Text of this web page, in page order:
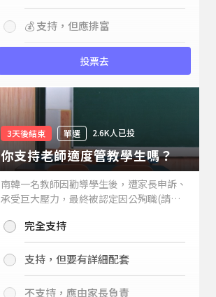
💰 支持，但應排富
投票去
3天後結束 單選 2.6K人已投
你支持老師適度管教學生嗎？
南韓一名教師因勸導學生後，遭家長申訴、
承受巨大壓力，最終被認定因公殉職(請見
你支持老師適度管教學生嗎？
完全支持
支持，但要有詳細配套
不支持，應由家長負責